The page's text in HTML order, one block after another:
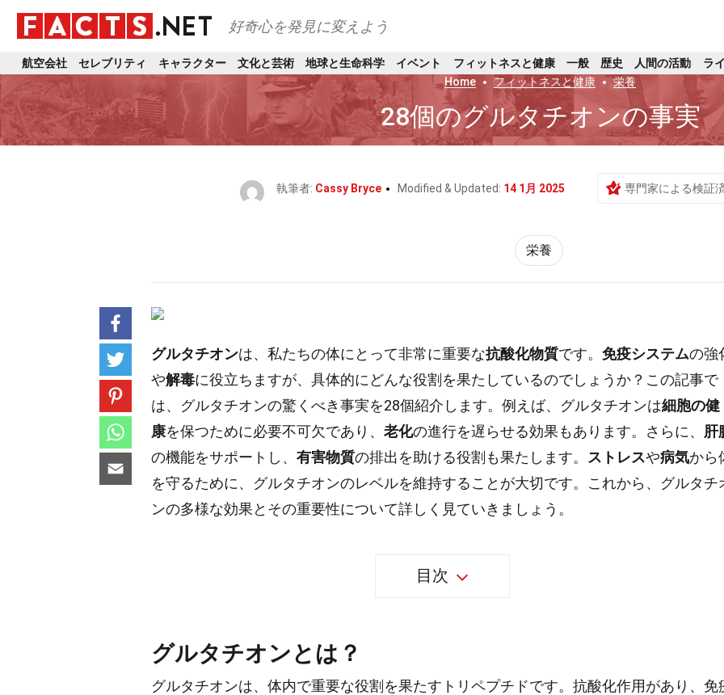
好奇心を発見に変えよう
航空会社 セレブリティ キャラクター 文化と芸術 地球と生命科学 イベント フィットネスと健康 一般 歴史 人間の活動
ラ
Home
フィットネスと健康 栄養
28個のグルタチオンの事実
執筆者: Cassy Bryce Modified & Updated: 14 1月 2025 専門家による検証
栄養
グルタチオンは、私たちの体にとって非常に重要な抗酸化物質です。 免疫システムの強
や解毒に役立ちますが、具体的にどんな役割を果たしているのでしょうか？この記事で
は、グルタチオンの驚くべき事実を28個紹介します。例えば、グルタチオンは細胞の健
康を保つために必要不可欠であり、 老化の進行を遅らせる効果もあります。さらに、 肝
の機能をサポートし、 有害物質の排出を助ける役割も果たします。 ストレスや病気から
を守るために、グルタチオンのレベルを維持することが大切です。これから、グルタチ
ンの多様な効果とその重要性について詳しく見ていきましょう。
目次
グルタチオンとは？
グルタチオンは、体内で重要な役割を果たすトリペプチドです。抗酸化作用があり、免